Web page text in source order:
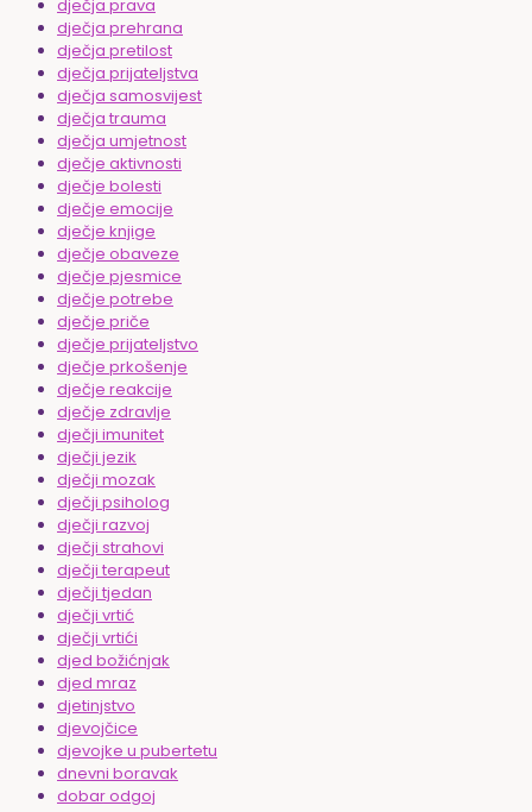
dječja prava
dječja prehrana
dječja pretilost
dječja prijateljstva
dječja samosvijest
dječja trauma
dječja umjetnost
dječje aktivnosti
dječje bolesti
dječje emocije
dječje knjige
dječje obaveze
dječje pjesmice
dječje potrebe
dječje priče
dječje prijateljstvo
dječje prkošenje
dječje reakcije
dječje zdravlje
dječji imunitet
dječji jezik
dječji mozak
dječji psiholog
dječji razvoj
dječji strahovi
dječji terapeut
dječji tjedan
dječji vrtić
dječji vrtići
djed božićnjak
djed mraz
djetinjstvo
djevojčice
djevojke u pubertetu
dnevni boravak
dobar odgoj